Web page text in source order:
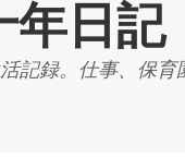
記録。仕事、保育